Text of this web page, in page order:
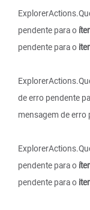
pendente para o
pendente para o
de erro pendente
mensagem de erro
pendente para o
pendente para o